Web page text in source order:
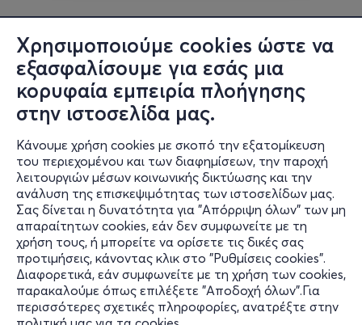
Χρησιμοποιούμε cookies ώστε να
εξασφαλίσουμε για εσάς μια
κορυφαία εμπειρία πλοήγησης
στην ιστοσελίδα μας.
Κάνουμε χρήση cookies με σκοπό την εξατομίκευση
του περιεχομένου και των διαφημίσεων, την παροχή
λειτουργιών μέσων κοινωνικής δικτύωσης και την
ανάλυση της επισκεψιμότητας των ιστοσελίδων μας.
Σας δίνεται η δυνατότητα για "Απόρριψη όλων" των μη
απαραίτητων cookies, εάν δεν συμφωνείτε με τη
χρήση τους, ή μπορείτε να ορίσετε τις δικές σας
προτιμήσεις, κάνοντας κλικ στο "Ρυθμίσεις cookies".
Διαφορετικά, εάν συμφωνείτε με τη χρήση των cookies,
παρακαλούμε όπως επιλέξετε "Αποδοχή όλων".Για
περισσότερες σχετικές πληροφορίες, ανατρέξτε στην
Πληροφορίες
Υποστήριξη
Stay Connected